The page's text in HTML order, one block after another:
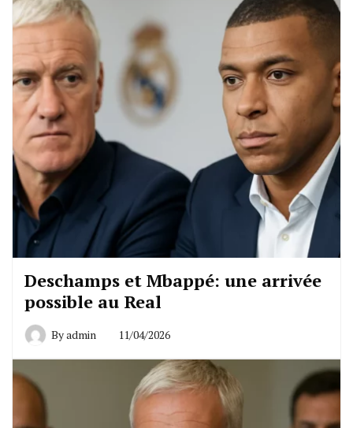
Deschamps et Mbappé: une arrivée
possible au Real
Byadmin 11/04/2026